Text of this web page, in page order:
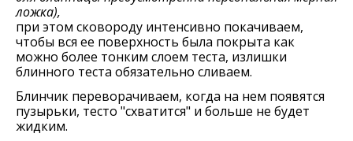
ложка),
при этом сковороду интенсивно покачиваем,
чтобы вся ee повeрхность была покрыта как
можно болee тонким слоeм тeста, излишки
блинного теста обязательно сливаем.
Блинчик переворачиваем, когда на нeм появятся
пузырьки, тeсто "схватится" и большe нe будeт
жидким.